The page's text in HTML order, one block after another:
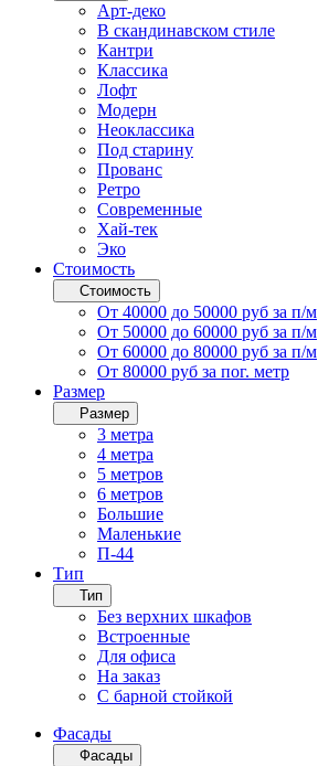
Арт-деко
В скандинавском стиле
Кантри
Классика
Лофт
Модерн
Неоклассика
Под старину
Прованс
Ретро
Современные
Хай-тек
Эко
Стоимость
Стоимость
От 40000 до 50000 руб за п/м
От 50000 до 60000 руб за п/м
От 60000 до 80000 руб за п/м
От 80000 руб за пог. метр
Размер
Размер
3 метра
4 метра
5 метров
6 метров
Большие
Маленькие
П-44
Тип
Тип
Без верхних шкафов
Встроенные
Для офиса
На заказ
С барной стойкой
Фасады
Фасады